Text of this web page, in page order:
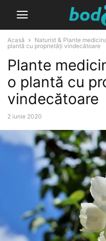
Acasă Naturist & Plante
plantă cu proprietăți vindecătoare
Plante
o plantă cu
vindecătoare
2 iunie 2020